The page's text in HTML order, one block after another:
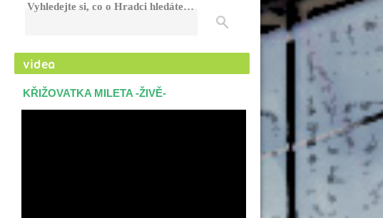
Vyhledejte si, co o Hradci hledáte…
KŘIŽOVATKA MILETA -ŽIVĚ-